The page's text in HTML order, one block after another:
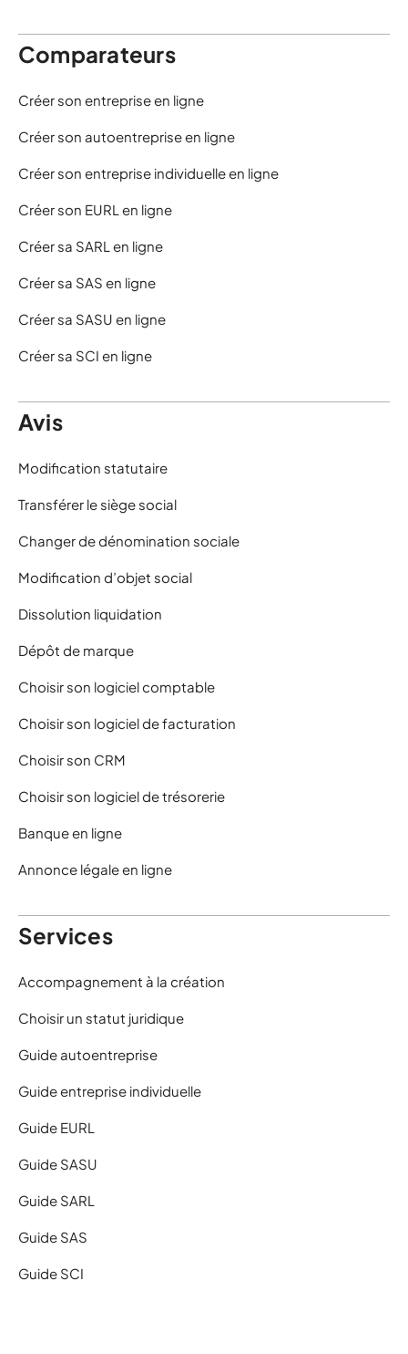
Comparateurs
Créer son entreprise en ligne
Créer son autoentreprise en ligne
Créer son entreprise individuelle en ligne
Créer son EURL en ligne
Créer sa SARL en ligne
Créer sa SAS en ligne
Créer sa SASU en ligne
Créer sa SCI en ligne
Avis
Modification statutaire
Transférer le siège social
Changer de dénomination sociale
Modification d’objet social
Dissolution liquidation
Dépôt de marque
Choisir son logiciel comptable
Choisir son logiciel de facturation
Choisir son CRM
Choisir son logiciel de trésorerie
Banque en ligne
Annonce légale en ligne
Services
Accompagnement à la création
Choisir un statut juridique
Guide autoentreprise
Guide entreprise individuelle
Guide EURL
Guide SASU
Guide SARL
Guide SAS
Guide SCI